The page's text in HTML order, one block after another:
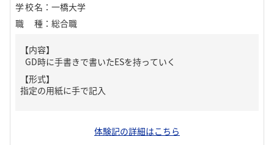
学校名 ： 一橋大学
職種 ： 総合職
【内容】
GD時に手書きで書いたESを持っていく
【形式】
指定の用紙に手で記入
体験記の詳細はこちら